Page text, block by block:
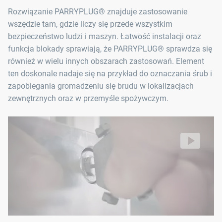
PARRYPLUG® SW5 (10 sztuk)
PARRYPLUG® SW6 (10 sztuk)
PARRYPLUG® SW8 (10 sztuk)
Przyrząd do demontażu (1)
Rozwiązanie PARRYPLUG® znajduje zastosowanie
wszędzie tam, gdzie liczy się przede wszystkim
bezpieczeństwo ludzi i maszyn. Łatwość instalacji oraz
funkcja blokady sprawiają, że PARRYPLUG® sprawdza się
również w wielu innych obszarach zastosowań. Element
ten doskonale nadaje się na przykład do oznaczania śrub i
zapobiegania gromadzeniu się brudu w lokalizacjach
zewnętrznych oraz w przemyśle spożywczym.
Wtyczkę PARRYPLUG® można szybko zamontować
bez użycia narzędzi, aby zapobiec nieuprawnionemu
Video: https://d30qymu4o00meq.cloudfront.net/boellhoff/